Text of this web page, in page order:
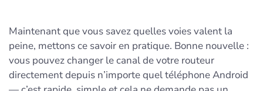
Maintenant que vous savez quelles voies valent la
peine, mettons ce savoir en pratique. Bonne nouvelle :
vous pouvez changer le canal de votre routeur
directement depuis n’importe quel téléphone Android